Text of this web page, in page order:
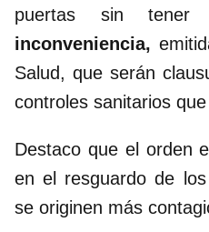
puertas sin
inconveniencia,
Salud, que serán
controles sanitarios
Destaco que el orden
en el resguardo de
se originen más